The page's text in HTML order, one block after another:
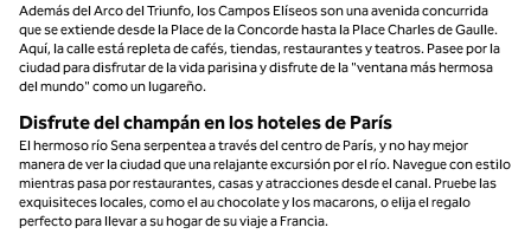
Además del Arco del Triunfo, los Campos Elíseos son una avenida concurrida
que se extiende desde la Place de la Concorde hasta la Place Charles de Gaulle.
Aquí, la calle está repleta de cafés, tiendas, restaurantes y teatros. Pasee por la
ciudad para disfrutar de la vida parisina y disfrute de la "ventana más hermosa
del mundo" como un lugareño.
Disfrute del champán en los hoteles de París
El hermoso río Sena serpentea a través del centro de París, y no hay mejor
manera de ver la ciudad que una relajante excursión por el río. Navegue con estilo
mientras pasa por restaurantes, casas y atracciones desde el canal. Pruebe las
exquisiteces locales, como el au chocolate y los macarons, o elija el regalo
perfecto para llevar a su hogar de su viaje a Francia.